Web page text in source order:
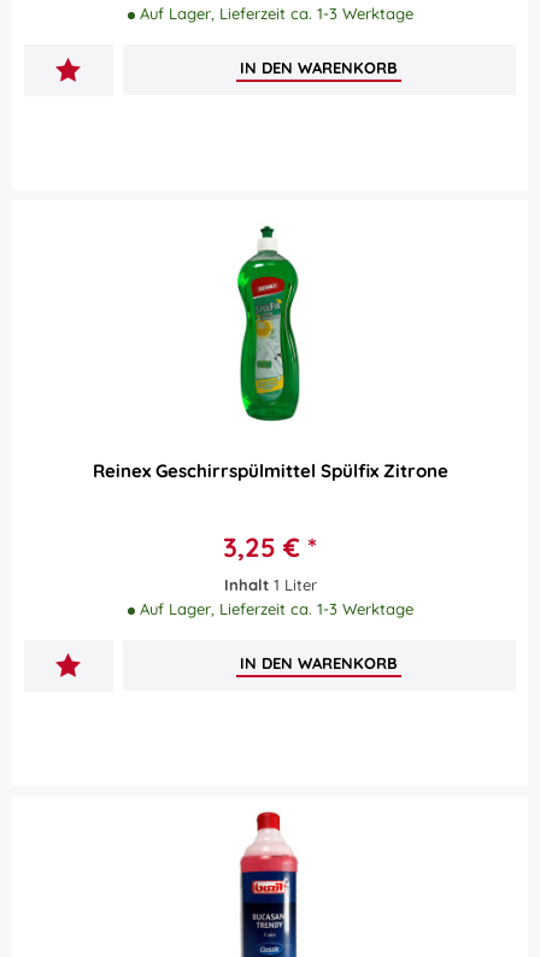
Auf Lager, Lieferzeit ca. 1-3 Werktage
IN DEN WARENKORB
Reinex Geschirrspülmittel Spülfix Zitrone
3,25 € *
Inhalt 1 Liter
Auf Lager, Lieferzeit ca. 1-3 Werktage
IN DEN WARENKORB